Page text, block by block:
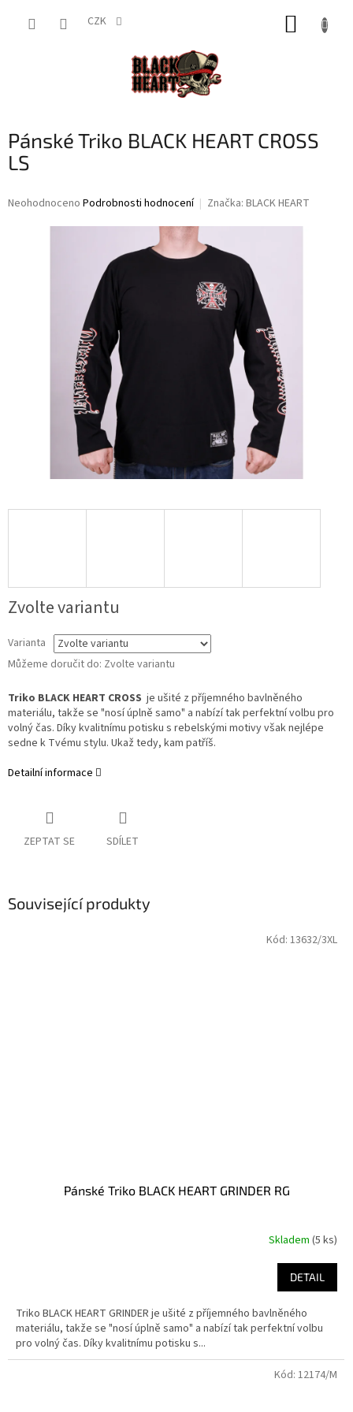
CZK
Pánské Triko BLACK HEART CROSS
LS
Průměrné
Neohodnoceno Podrobnosti hodnocení Značka: BLACK HEART
Zvolte variantu
Varianta
Můžeme doručit do: Zvolte variantu
Triko BLACK HEART CROSS je ušité z příjemného bavlněného
materiálu, takže se "nosí úplně samo" a nabízí tak perfektní volbu pro
volný čas. Díky kvalitnímu potisku s rebelskými motivy však nejlépe
sedne k Tvému stylu. Ukaž tedy, kam patříš.
Detailní informace
ZEPTAT SE SDÍLET
Související produkty
Pánské Triko BLACK HEART GRINDER RG
Skladem (5 ks)
DETAIL
Triko BLACK HEART GRINDER je ušité z příjemného bavlněného
materiálu, takže se "nosí úplně samo" a nabízí tak perfektní volbu
pro volný čas. Díky kvalitnímu potisku s...
Kód: 13632/3XL
Kód: 12174/M